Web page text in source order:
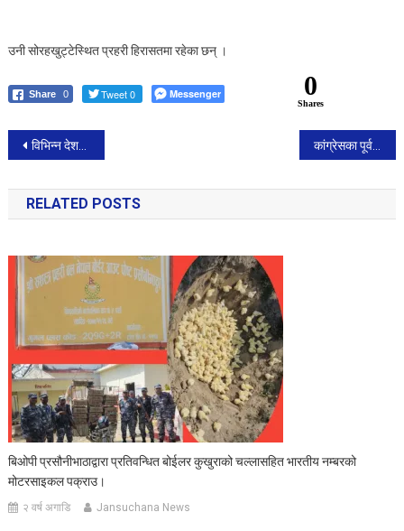
उनी सोरहखुट्टेस्थित प्रहरी हिरासतमा रहेका छन् ।
Share 0 Tweet 0 Messenger 0
Shares
Post
navigation
विभिन्न देशका राजदूतसँग छलफल गर्दै प्रधानमन्त्री कांग्रेसका पूर्वसांसद शेर्पाले पनि प्रहरीसमक्ष गरे आत्मसमर्पण
RELATED POSTS
बिओपी प्रसौनीभाठाद्वारा प्रतिवन्धित बोईलर कुखुराको चल्लासहित भारतीय नम्बरको
मोटरसाइकल पक्राउ।
२ वर्ष अगाडि Jansuchana News